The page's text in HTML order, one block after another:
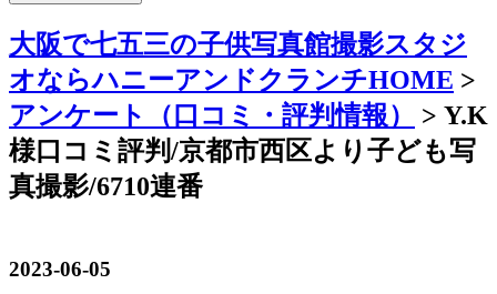
大阪で七五三の子供写真館撮影スタジ
オならハニーアンドクランチHOME >
アンケート（口コミ・評判情報）
> Y.K
様口コミ評判/京都市西区より子ども写
真撮影/6710連番
2023-06-05